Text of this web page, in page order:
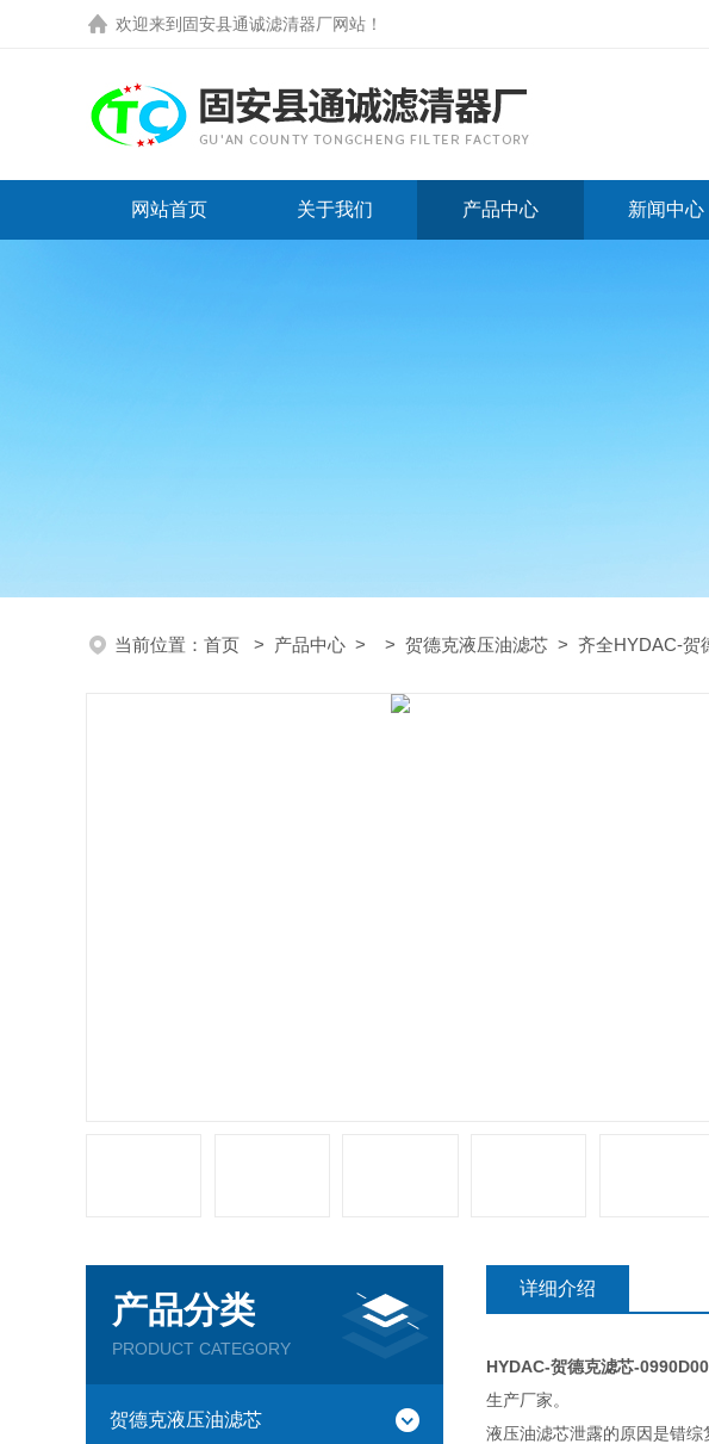
欢迎来到 固安县通诚滤清器厂网站 ！
网站首页 关于我们 产品中心 新闻中心
当前位置： 首页 > 产品中心 > > 贺德克液压油滤芯 > 齐全HYDAC-贺
产品分类
PRODUCT CATEGORY
贺德克液压油滤芯
详细介绍
HYDAC-贺德克滤芯-
生产厂家。
液压油滤芯泄露的原因是错